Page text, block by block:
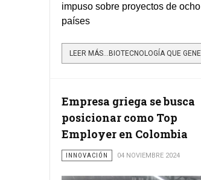
impuso sobre proyectos de ocho
países
Empresa griega se busca
posicionar como Top
Employer en Colombia
INNOVACIÓN 04 NOVIEMBRE 2024